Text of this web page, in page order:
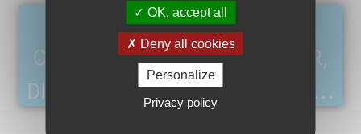
À chaque service, son
catalogue : lit hospitalier,
divan d'examen, brancard,...
OK, accept all
Deny all cookies
Personalize
Privacy policy